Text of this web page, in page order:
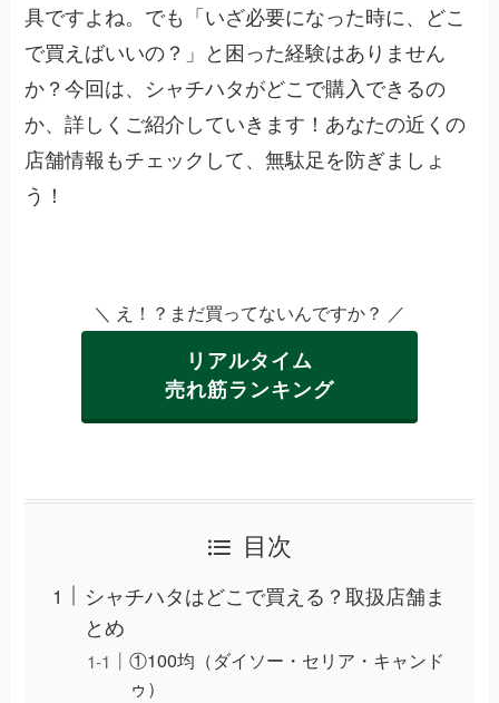
具ですよね。でも「いざ必要になった時に、どこ
で買えばいいの？」と困った経験はありません
か？今回は、シャチハタがどこで購入できるの
か、詳しくご紹介していきます！あなたの近くの
店舗情報もチェックして、無駄足を防ぎましょ
う！
＼ え！？まだ買ってないんですか？ ／
リアルタイム
売れ筋ランキング
目次
シャチハタはどこで買える？取扱店舗ま
とめ
①100均（ダイソー・セリア・キャンド
ゥ）